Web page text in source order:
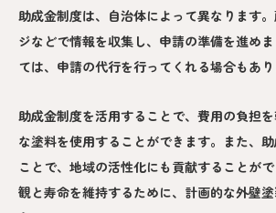
助成金制度は、自治体によって異なります
ジなどで情報を収集し、申請の準備を進め
ては、申請の代行を行ってくれる場合もあり
助成金制度を活用することで、費用の負担
な塗料を使用することができます。また、
ことで、地域の活性化にも貢献することが
観と寿命を維持するために、計画的な外壁